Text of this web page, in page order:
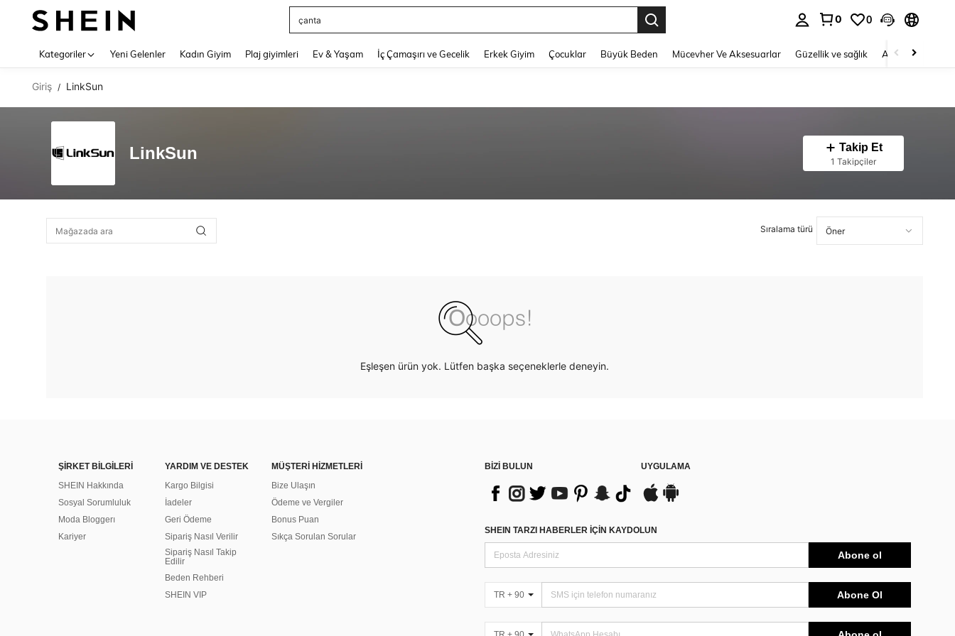
çanta
0 0
Kategoriler Yeni Gelenler Kadın Giyim Plaj giyimleri Ev & Yaşam İç Çamaşırı ve Gecelik Erkek Giyim Çocuklar Büyük Beden Mücevher Ve Aksesuarlar Güzellik ve sağlık Ayakkabı
Giriş / LinkSun
LinkSun Takip Et
1 Takipçiler
Sıralama türü
Eşleşen ürün yok. Lütfen başka seçeneklerle deneyin.
ŞİRKET BİLGİLERİ
SHEIN Hakkında
Sosyal Sorumluluk
Moda Bloggerı
Kariyer
YARDIM VE DESTEK
Kargo Bilgisi
İadeler
Geri Ödeme
Sipariş Nasıl Verilir
Sipariş Nasıl Takip
Edilir
Beden Rehberi
SHEIN VIP
MÜŞTERİ HİZMETLERİ
Bize Ulaşın
Ödeme ve Vergiler
Bonus Puan
Sıkça Sorulan Sorular
BİZİ BULUN UYGULAMA
SHEIN TARZI HABERLER IÇIN KAYDOLUN
Abone ol
TR + 90 Abone Ol